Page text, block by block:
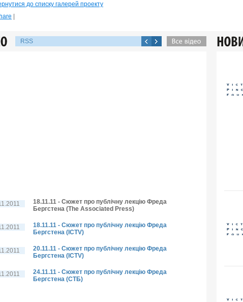
до списку галерей проекту
RSS
18.11.11 - Сюжет про публічну лекцію Фреда
Бергстена (The Associated Press)
18.11.11 - Сюжет про публічну лекцію Фреда
Бергстена (ICTV)
20.11.11 - Сюжет про публічну лекцію Фреда
Бергстена (ICTV)
24.11.11 - Сюжет про публічну лекцію Фреда
Бергстена (СТБ)